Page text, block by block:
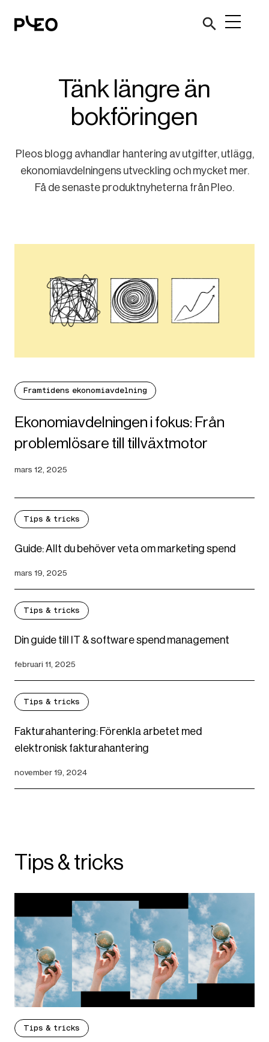
Tänk längre än
bokföringen
Pleos blogg avhandlar hantering av utgifter, utlägg,
ekonomiavdelningens utveckling och mycket mer.
Få de senaste produktnyheterna från Pleo.
Framtidens ekonomiavdelning
Ekonomiavdelningen i fokus: Från
problemlösare till tillväxtmotor
mars 12, 2025
Tips & tricks
Guide: Allt du behöver veta om marketing spend
mars 19, 2025
Tips & tricks
Din guide till IT & software spend management
februari 11, 2025
Tips & tricks
Fakturahantering: Förenkla arbetet med
elektronisk fakturahantering
november 19, 2024
Tips & tricks
Tips & tricks